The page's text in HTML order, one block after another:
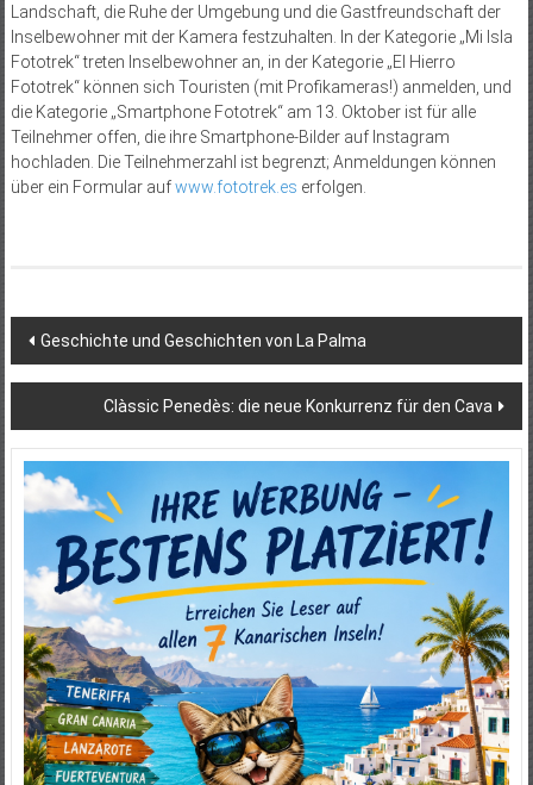
Landschaft, die Ruhe der Umgebung und die Gastfreundschaft der
Inselbewohner mit der Kamera festzuhalten. In der Kategorie „Mi Isla
Fototrek“ treten Inselbewohner an, in der Kategorie „El Hierro
Fototrek“ können sich Touristen (mit Profikameras!) anmelden, und
die Kategorie „Smartphone Fototrek“ am 13. Oktober ist für alle
Teilnehmer offen, die ihre Smartphone-Bilder auf Instagram
hochladen. Die Teilnehmerzahl ist begrenzt; Anmeldungen können
über ein Formular aufwww.fototrek.es erfolgen.
Beitragsnavigation
Geschichte und Geschichten von La Palma
Clàssic Penedès: die neue Konkurrenz für den Cava